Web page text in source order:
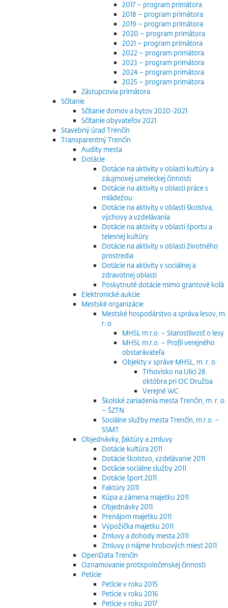
2017 – program primátora
2018 – program primátora
2019 – program primátora
2020 – program primátora
2021 – program primátora
2022 – program primátora
2023 – program primátora
2024 – program primátora
2025 – program primátora
Zástupcovia primátora
Sčítanie
Sčítanie domov a bytov 2020-2021
Sčítanie obyvateľov 2021
Stavebný úrad Trenčín
Transparentný Trenčín
Audity mesta
Dotácie
Dotácie na aktivity v oblasti kultúry a
záujmovej umeleckej činnosti
Dotácie na aktivity v oblasti práce s
mládežou
Dotácie na aktivity v oblasti školstva,
výchovy a vzdelávania
Dotácie na aktivity v oblasti športu a
telesnej kultúry
Dotácie na aktivity v oblasti životného
prostredia
Dotácie na aktivity v sociálnej a
zdravotnej oblasti
Poskytnuté dotácie mimo grantové kolá
Elektronické aukcie
Mestské organizácie
Mestské hospodárstvo a správa lesov, m.
r. o.
MHSL m.r.o. – Starostlivosť o lesy
MHSL m.r.o. – Profil verejného
obstarávateľa
Objekty v správe MHSL, m. r. o.
Trhovisko na Ulici 28.
októbra pri OC Družba
Verejné WC
Školské zariadenia mesta Trenčín, m. r. o.
– ŠZTN
Sociálne služby mesta Trenčín, m.r.o. –
SSMT
Objednávky, faktúry a zmluvy
Dotácie kultúra 2011
Dotácie školstvo, vzdelávanie 2011
Dotácie sociálne služby 2011
Dotácie šport 2011
Faktúry 2011
Kúpa a zámena majetku 2011
Objednávky 2011
Prenájom majetku 2011
Výpožička majetku 2011
Zmluvy a dohody mesta 2011
Zmluvy o nájme hrobových miest 2011
OpenData Trenčín
Oznamovanie protispoločenskej činnosti
Petície
Petície v roku 2015
Petície v roku 2016
Petície v roku 2017